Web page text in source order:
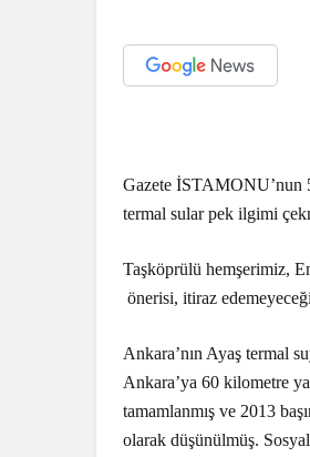
Gazete İSTAMONU’nun
termal sular pek ilgimi
Taşköprülü hemşerimiz,
önerisi, itiraz
Ankara’nın Ayaş termal
Ankara’ya 60 kilometre
tamamlanmış ve 2013
olarak düşünülmüş.